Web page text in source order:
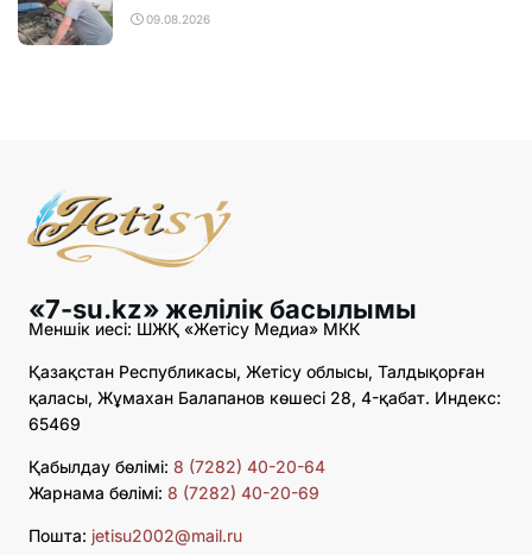
09.08.2026
«7-su.kz» желілік басылымы
Меншік иесі: ШЖҚ «Жетісу Медиа» МКК
Қазақстан Республикасы, Жетісу облысы, Талдықорған
қаласы, Жұмахан Балапанов көшесі 28, 4-қабат. Индекс:
65469
Қабылдау бөлімі: 8 (7282) 40-20-64
Жарнама бөлімі: 8 (7282) 40-20-69
Пошта: jetisu2002@mail.ru